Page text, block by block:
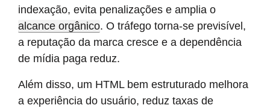
indexação, evita penalizações e amplia o
alcance orgânico. O tráfego torna-se previsível,
a reputação da marca cresce e a dependência
de mídia paga reduz.
Além disso, um HTML bem estruturado melhora
a experiência do usuário, reduz taxas de